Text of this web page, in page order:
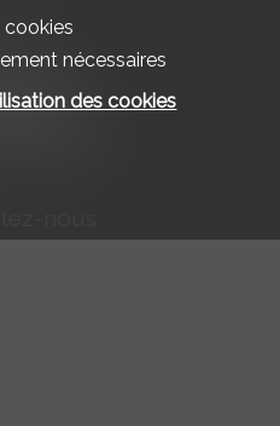
nécessaires
des cookies